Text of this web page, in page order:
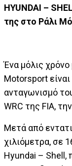
HYUNDAI –
της στο Ράλι
Ένα μόλις
Motorsport
ανταγωνισμό
WRC της FIA,
Μετά από
χιλιόμετρα, σε
Hyundai – Shell,